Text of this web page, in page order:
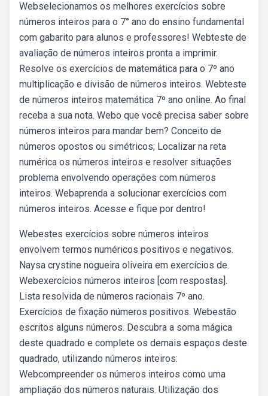
Webselecionamos os melhores exercícios sobre
números inteiros para o 7° ano do ensino fundamental
com gabarito para alunos e professores! Webteste de
avaliação de números inteiros pronta a imprimir.
Resolve os exercícios de matemática para o 7º ano
multiplicação e divisão de números inteiros. Webteste
de números inteiros matemática 7º ano online. Ao final
receba a sua nota. Webo que você precisa saber sobre
números inteiros para mandar bem? Conceito de
números opostos ou simétricos; Localizar na reta
numérica os números inteiros e resolver situações
problema envolvendo operações com números
inteiros. Webaprenda a solucionar exercícios com
números inteiros. Acesse e fique por dentro!
Webestes exercícios sobre números inteiros
envolvem termos numéricos positivos e negativos.
Naysa crystine nogueira oliveira em exercícios de.
Webexercícios números inteiros [com respostas].
Lista resolvida de números racionais 7º ano.
Exercícios de fixação números positivos. Webestão
escritos alguns números. Descubra a soma mágica
deste quadrado e complete os demais espaços deste
quadrado, utilizando números inteiros:
Webcompreender os números inteiros como uma
ampliação dos números naturais. Utilização dos